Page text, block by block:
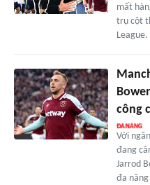
mất
trụ cột
League.
công
Với
đang
Jarrod
đa năng